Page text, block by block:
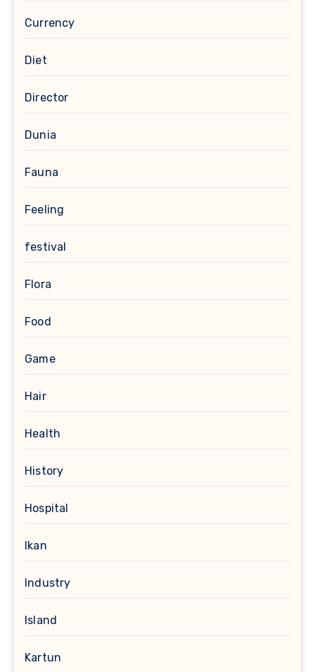
Currency
Diet
Director
Dunia
Fauna
Feeling
festival
Flora
Food
Game
Hair
Health
History
Hospital
Ikan
Industry
Island
Kartun